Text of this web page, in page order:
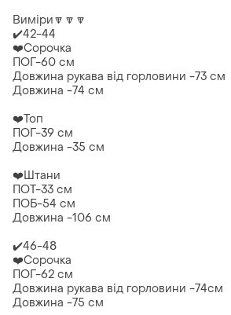
Виміри🔽🔽🔽
✔️42-44
❤️Сорочка
ПОГ-60 см
Довжина рукава від горловини -73 см
Довжина -74 см
❤️Топ
ПОГ-39 см
Довжина -35 см
❤️Штани
ПОТ-33 см
ПОБ-54 см
Довжина -106 см
✔️46-48
❤️Сорочка
ПОГ-62 см
Довжина рукава від горловини -74см
Довжина -75 см